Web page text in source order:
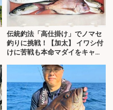
伝統釣法「高仕掛け」でノマセ
釣りに挑戦！【加太】 イワシ付
けに苦戦も本命マダイをキャッ